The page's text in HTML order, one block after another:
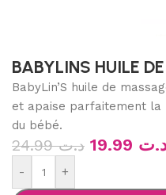
BABYLINS HUILE
BabyLin’S huile de
et apaise parfaitement la
du bébé.
د.ت24.99
- +